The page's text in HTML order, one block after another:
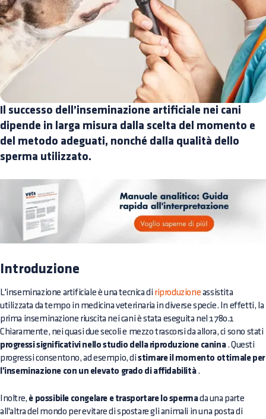
Il successo dell’inseminazione artificiale nei cani
dipende in larga misura dalla scelta del momento e
del metodo adeguati, nonché dalla qualità dello
sperma utilizzato.
Introduzione
L'inseminazione artificiale è una tecnica di riproduzione assistita
utilizzata da tempo in medicina veterinaria in diverse specie. In effetti, la
prima inseminazione riuscita nei cani è stata eseguita nel 1780.1
Chiaramente, nei quasi due secoli e mezzo trascorsi da allora, ci sono stati
progressi significativi nello studio della riproduzione canina. Questi
progressi consentono, ad esempio, distimare il momento ottimale per
l'inseminazione con un elevato grado di affidabilità.
Inoltre, è possibile congelare e trasportare lo spermada una parte
all'altra del mondo per evitare di spostare gli animali in una posta di